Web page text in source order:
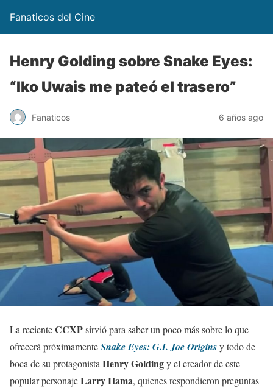
Fanaticos del Cine
Henry Golding sobre Snake Eyes:
“Iko Uwais me pateó el trasero”
Fanaticos 6 años ago
La recienteCCXPsirvió para saber un poco más sobre lo que
ofrecerá próximamenteSnake Eyes: G.I. Joe Originsy todo de
boca de su protagonista Henry Goldingy el creador de este
popular personajeLarry Hama, quienes respondieron preguntas